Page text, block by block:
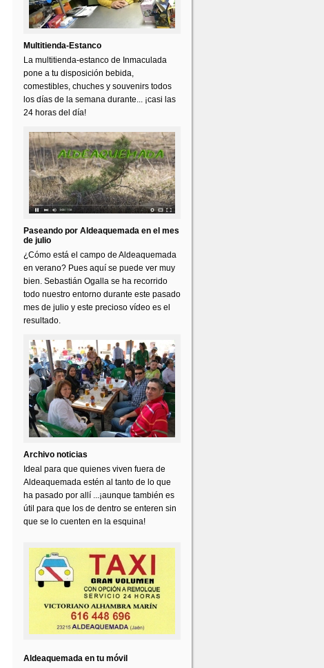
Multitienda-Estanco
La multitienda-estanco de Inmaculada
pone a tu disposición bebida,
comestibles, chuches y souvenirs todos
los días de la semana durante... ¡casi las
24 horas del día!
Paseando por Aldeaquemada en el mes
de julio
¿Cómo está el campo de Aldeaquemada
en verano? Pues aquí se puede ver muy
bien. Sebastián Ogalla se ha recorrido
todo nuestro entorno durante este pasado
mes de julio y este precioso vídeo es el
resultado.
Archivo noticias
Ideal para que quienes viven fuera de
Aldeaquemada estén al tanto de lo que
ha pasado por allí ...¡aunque también es
útil para que los de dentro se enteren sin
que se lo cuenten en la esquina!
Aldeaquemada en tu móvil